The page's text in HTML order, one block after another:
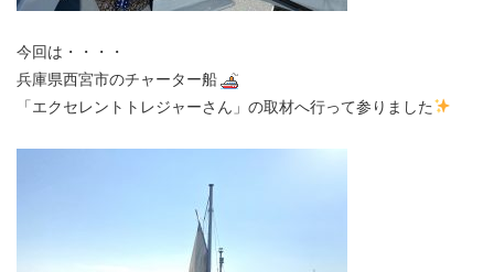
今回は・・・・
兵庫県西宮市のチャーター船
「エクセレントトレジャーさん」の取材へ行って参りました